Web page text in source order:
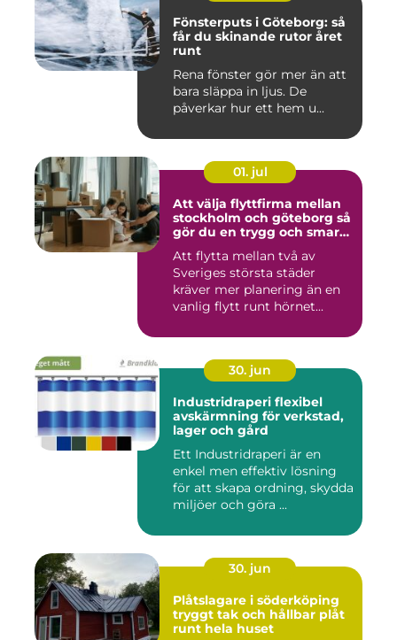
Fönsterputs i Göteborg: så
får du skinande rutor året
runt
Rena fönster gör mer än att
bara släppa in ljus. De
påverkar hur ett hem u...
01. jul
Att välja flyttfirma mellan
stockholm och göteborg så
gör du en trygg och smart
Att flytta mellan två av
Sveriges största städer
kräver mer planering än en
vanlig flytt runt hörnet...
30. jun
Industridraperi flexibel
avskärmning för verkstad,
lager och gård
Ett Industridraperi är en
enkel men effektiv lösning
för att skapa ordning, skydda
miljöer och göra ...
30. jun
Plåtslagare i söderköping
tryggt tak och hållbar plåt
runt hela huset